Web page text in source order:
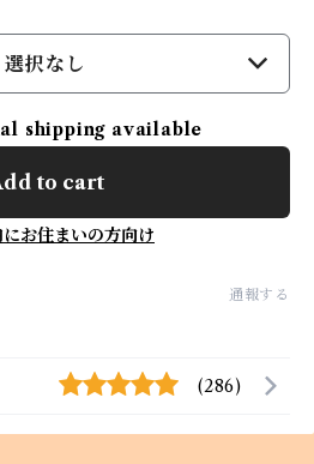
選択なし
shipping available
to cart
にお住まいの方向け
通報する
(286)